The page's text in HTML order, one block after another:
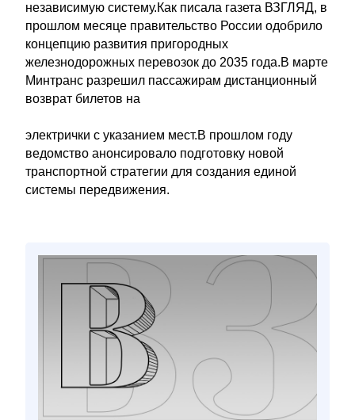
независимую систему.Как писала газета ВЗГЛЯД, в
прошлом месяце правительство России одобрило
концепцию развития пригородных
железнодорожных перевозок до 2035 года.В марте
Минтранс разрешил пассажирам дистанционный
возврат билетов на
электрички с указанием мест.В прошлом году
ведомство анонсировало подготовку новой
транспортной стратегии для создания единой
системы передвижения.